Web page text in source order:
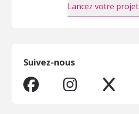
Lancez votre projet
Suivez-nous